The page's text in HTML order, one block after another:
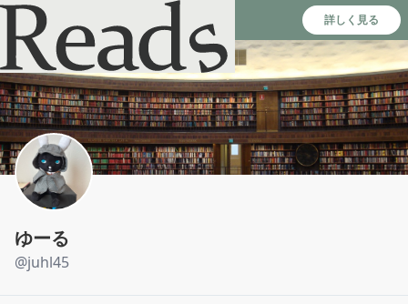
Reads - 読書のSNS＆記録アプリ 詳しく見る
ゆーる
@juhl45